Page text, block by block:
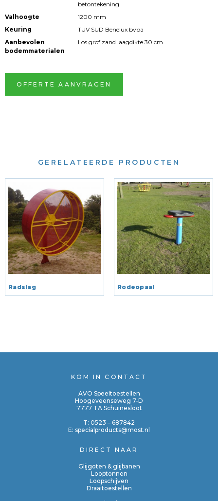
betontekening
Valhoogte
1200 mm
Keuring
TÜV SÜD Benelux bvba
Aanbevolen
bodemmaterialen
Los grof zand laagdikte 30 cm
OFFERTE AANVRAGEN
GERELATEERDE PRODUCTEN
Radslag Rodeopaal
KOM IN CONTACT
AVO Speeltoestellen
Hoogeveenseweg 7-D
7777 TA Schuinesloot
T: 0523 – 687842
E: specialproducts@most.nl
DIRECT NAAR
Glijgoten & glijbanen
Looptonnen
Loopschijven
Draaitoestellen